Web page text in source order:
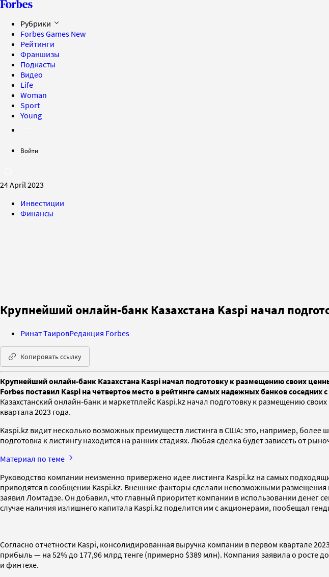
Рубрики
Forbes Games New
Рейтинги
Франшизы
Подкасты
Видео
Life
Woman
Sport
Young
Войти
24 April 2023
Инвестиции
Финансы
Крупнейший онлайн-банк Казахстана Kaspi начал
Ринат ТаировРедакция Forbes
Копировать ссылку
Крупнейший онлайн-банк Казахстана Kaspi начал подготовку к размещению своих
Forbes поставил Kaspi на четвертое место в рейтинге самых надежных банков соседних
Казахстанский онлайн-банк и маркетплейс Kaspi.kz начал подготовку к размещению
квартала 2023 года.
Kaspi.kz видит несколько возможных преимуществ листинга в США: это, например,
подготовка к листингу находится на ранних стадиях. Любая сделка будет зависеть от
Материал по теме
Руководство компании неизменно привержено идее листинга Kaspi.kz на самых
приводятся в сообщении Kaspi.kz. Внешние факторы сделали невозможными размещения
заявил Ломтадзе. Он добавил, что главный приоритет компании в использовании денег
случае наличия излишнего капитала Kaspi.kz поделится им с акционерами, пообещал
Согласно отчетности Kaspi, консолидированная выручка компании в первом квартале
прибыль — на 52% до 177,96 млрд тенге (примерно $389 млн). Компания заявила о росте
и финтехе.